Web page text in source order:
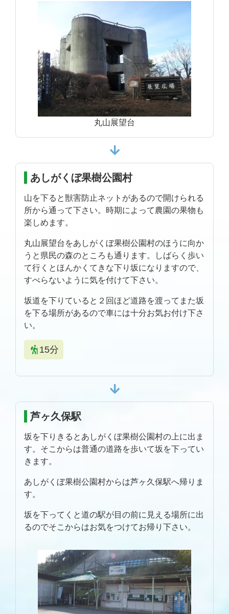
丸山展望台
あしがくぼ果樹公園村
山を下ると獣害防止ネットがあるので開けられる
所から通って下さい。時期によって農園の果物も
楽しめます。
丸山展望台をあしがくぼ果樹公園村のほうに向か
うと県民の森のところも通ります。しばらく歩い
て行くとほんかくてきな下り坂になりますので、
すべらないように気を付けて下さい。
坂道を下りていると２回ほど道路を渡ってまた坂
を下る場所があるので車には十分お気お付け下さ
い。
15分
芦ヶ久保駅
坂を下りきるとあしがくぼ果樹公園村の上に出ま
す。そこからは普通の道路を歩いて坂を下ってい
きます。
あしがくぼ果樹公園村からは芦ヶ久保駅へ帰りま
す。
坂を下ってくと道の駅が目の前に見える場所に出
るのでそこからはお気をつけてお帰り下さい。